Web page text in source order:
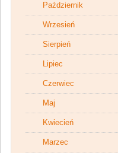
Październik
Wrzesień
Sierpień
Lipiec
Czerwiec
Maj
Kwiecień
Marzec